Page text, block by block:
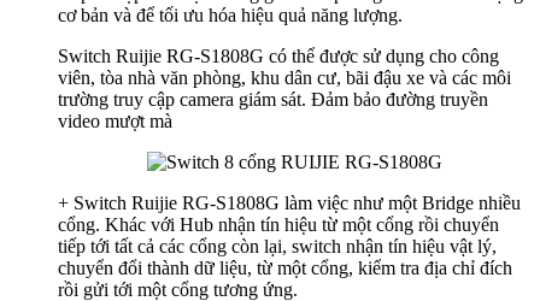
cơ bản và để tối ưu hóa hiệu quả năng lượng.
Switch Ruijie RG-S1808G có thể được sử dụng cho công
viên, tòa nhà văn phòng, khu dân cư, bãi đậu xe và các môi
trường truy cập camera giám sát. Đảm bảo đường truyền
video mượt mà
+ Switch Ruijie RG-S1808G làm việc như một Bridge nhiều
cổng. Khác với Hub nhận tín hiệu từ một cổng rồi chuyển
tiếp tới tất cả các cổng còn lại, switch nhận tín hiệu vật lý,
chuyển đổi thành dữ liệu, từ một cổng, kiểm tra địa chỉ đích
rồi gửi tới một cổng tương ứng.